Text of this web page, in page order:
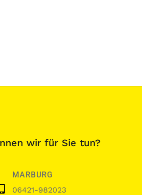
wir für Sie tun?
MARBURG
06421-982023